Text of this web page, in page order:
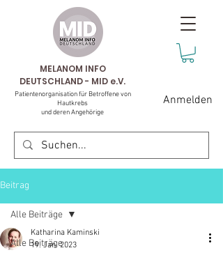
MELANOM INFO
DEUTSCHLAND - MID e.V.
Patientenorganisation für Betroffene von
Hautkrebs
und deren Angehörige
Anmelden
Beitrag
Alle Beiträge
Alle Beiträge
Katharina Kaminski
19. Jan. 2023